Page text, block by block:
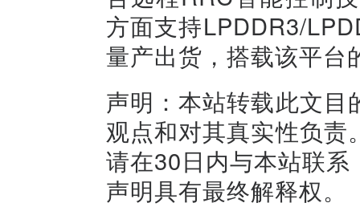
方面支持LPDDR3/
量产出货，搭载该平台
声明：本站转载此文
观点和对其真实性负
请在30日内与本站联
声明具有